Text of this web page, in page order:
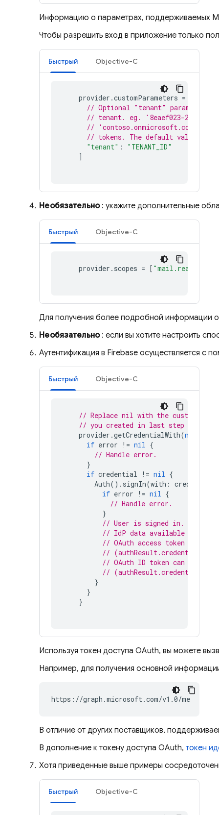
Информацию о параметрах, поддерживаемых
Чтобы разрешить вход в приложение только
Быстрый Objective-C
provider .customParameters =
// Optional "tenant" parameter in
// tenant. eg. '8eaef023-2b34-
// 'contoso.onmicrosoft.com' or
// tokens. The default value is
"tenant" :
"TENANT_ID"
]
Необязательно: укажите дополнительные
Быстрый Objective-C
provider . scopes = [ "mail.read"
Для получения более подробной информации
Необязательно: если вы хотите настроить
Аутентификация в Firebase осуществляется с
Быстрый Objective-C
// Replace nil with the custom
// you created in last step to use a
provider .getCredentialWith(nil
if error != nil {
// Handle error.
}
if credential != nil {
Auth(). signIn(with : credential
if error != nil {
// Handle error.
}
// User is signed in.
// IdP data available in
// OAuth access token can
// (authResult.credential as?
// OAuth ID token can also
// (authResult.credential as?
}
}
}
Используя токен доступа OAuth, вы можете
Например, для получения основной
https://graph.microsoft.com/v1.0/me
В отличие от других поставщиков,
В дополнение к токену доступа OAuth, токен
Хотя приведенные выше примеры
Быстрый Objective-C